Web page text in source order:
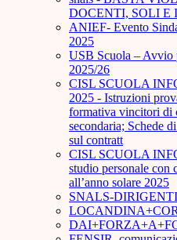
DOCENTI, SOLI E
ANIEF- Evento
2025
USB Scuola – Avvio
2025/26
CISL SCUOLA
2025 - Istruzioni
formativa vincitori di
secondaria; Schede
sul contratt
CISL SCUOLA
studio personale con
all’anno solare 2025
SNALS-